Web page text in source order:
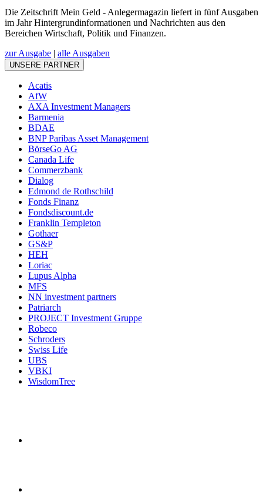
Die Zeitschrift Mein Geld - Anlegermagazin liefert in fünf Ausgaben
im Jahr Hintergrundinformationen und Nachrichten aus den
Bereichen Wirtschaft, Politik und Finanzen.
zur Ausgabe | alle Ausgaben
UNSERE PARTNER
Acatis
AfW
AXA Investment Managers
Barmenia
BDAE
BNP Paribas Asset Management
BörseGo AG
Canada Life
Commerzbank
Dialog
Edmond de Rothschild
Fonds Finanz
Fondsdiscount.de
Franklin Templeton
Gothaer
GS&P
HEH
Loriac
Lupus Alpha
MFS
NN investment partners
Patriarch
PROJECT Investment Gruppe
Robeco
Schroders
Swiss Life
UBS
VBKI
WisdomTree